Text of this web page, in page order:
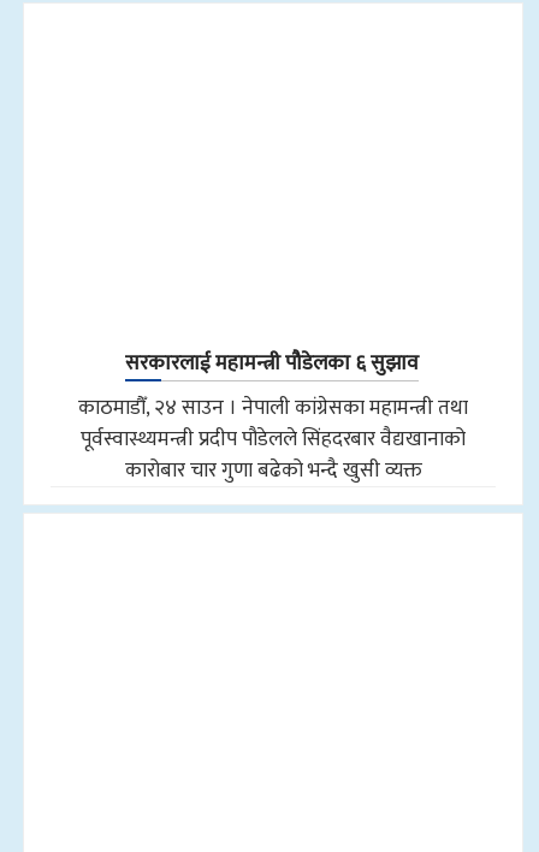
सरकारलाई महामन्त्री पौडेलका ६ सुझाव
काठमाडौँ, २४ साउन । नेपाली कांग्रेसका महामन्त्री तथा
पूर्वस्वास्थ्यमन्त्री प्रदीप पौडेलले सिंहदरबार वैद्यखानाको
कारोबार चार गुणा बढेको भन्दै खुसी व्यक्त